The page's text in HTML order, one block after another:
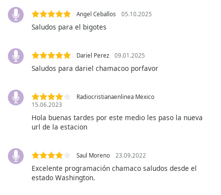
opens
subtitles
settings
subtitles
off
selected
Audio
Track
This
Angel Ceballos 05.10.2025
Saludos para el bigotes
Dariel Perez 09.01.2025
Saludos para dariel chamacoo porfavor
Radiocristianaenlinea Mexico
15.06.2023
Hola buenas tardes por este medio les paso la nueva
url de la estacion
Saul Moreno 23.09.2022
Excelente programación chamaco saludos desde el
estado Washington.